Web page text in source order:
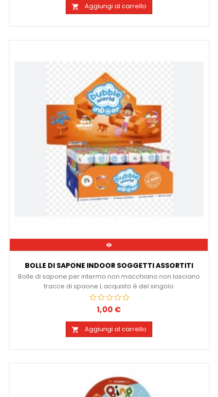
 Aggiungi al carrello

BOLLE DI SAPONE INDOOR SOGGETTI ASSORTITI
Bolle di sapone per intermo non macchiano non lasciano
tracce di spaone L acquisto è del singolo
Prezzo
1,00 €
 Aggiungi al carrello